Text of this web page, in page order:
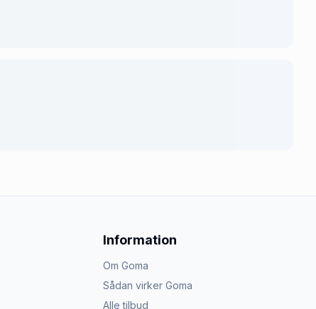
Information
Om Goma
Sådan virker Goma
Alle tilbud